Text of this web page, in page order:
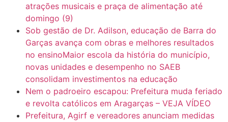
atrações musicais e praça de alimentação até
domingo (9)
Sob gestão de Dr. Adilson, educação de Barra do
Garças avança com obras e melhores resultados
no ensinoMaior escola da história do município,
novas unidades e desempenho no SAEB
consolidam investimentos na educação
Nem o padroeiro escapou: Prefeitura muda feriado
e revolta católicos em Aragarças – VEJA VÍDEO
Prefeitura, Agirf e vereadores anunciam medidas